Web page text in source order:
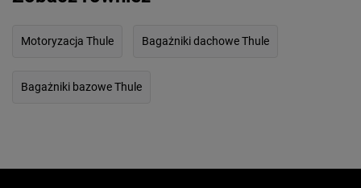
Motoryzacja Thule Bagażniki dachowe Thule
Bagażniki bazowe Thule